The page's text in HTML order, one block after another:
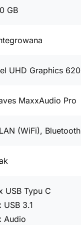
GB
UHD Graphics 620
MaxxAudio Pro
(WiFi), Bluetooth
USB Typu C
USB 3.1
Audio